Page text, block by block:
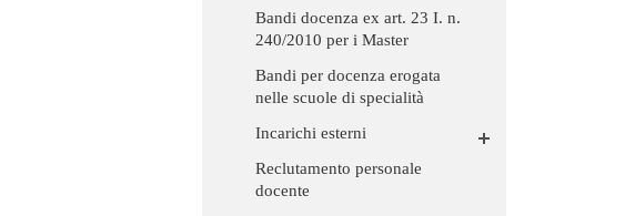
Bandi docenza ex art. 23 I. n.
240/2010 per i Master
Bandi per docenza erogata
nelle scuole di specialità
Incarichi esterni
Reclutamento personale
docente